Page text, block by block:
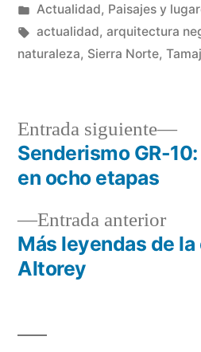
por
Publicado
en
Actualidad, Paisajes y
Etiquetas:
actualidad, arquitectura
naturaleza, Sierra Norte,
Navegación
entradas
Entrada anterior
Más leyendas de
Altorey
Entrada siguiente
Senderismo GR-
en ocho etapas